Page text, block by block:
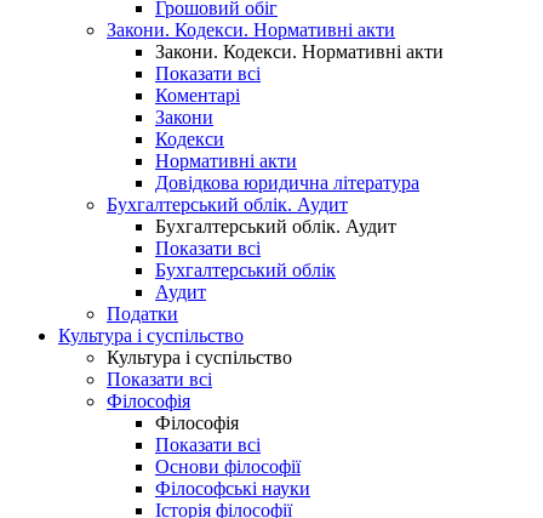
Грошовий обіг
Закони. Кодекси. Нормативні акти
Закони. Кодекси. Нормативні акти
Показати всі
Коментарі
Закони
Кодекси
Нормативні акти
Довідкова юридична література
Бухгалтерський облік. Аудит
Бухгалтерський облік. Аудит
Показати всі
Бухгалтерський облік
Аудит
Податки
Культура і суспільство
Культура і суспільство
Показати всі
Філософія
Філософія
Показати всі
Основи філософії
Філософські науки
Історія філософії